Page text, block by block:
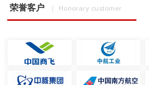
荣誉客户 ｜ Honorary customer